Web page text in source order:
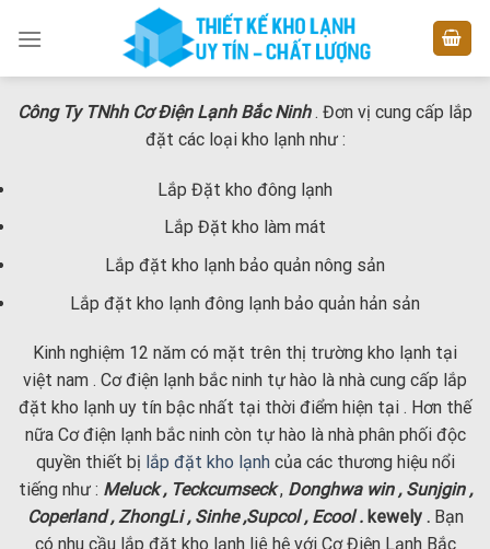
Công Ty TNhh Cơ Điện Lạnh Bắc Ninh. Đơn vị cung cấp lắp
đặt các loại kho lạnh như :
Lắp Đặt kho đông lạnh
Lắp Đặt kho làm mát
Lắp đặt kho lạnh bảo quản nông sản
Lắp đặt kho lạnh đông lạnh bảo quản hản sản
Kinh nghiệm 12 năm có mặt trên thị trường kho lạnh tại
việt nam . Cơ điện lạnh bắc ninh tự hào là nhà cung cấp lắp
đặt kho lạnh uy tín bậc nhất tại thời điểm hiện tại . Hơn thế
nữa Cơ điện lạnh bắc ninh còn tự hào là nhà phân phối độc
quyền thiết bị lắp đặt kho lạnhcủa các thương hiệu nổi
tiếng như : Meluck , Teckcumseck, Donghwa win , Sunjgin ,
Coperland , ZhongLi , Sinhe ,Supcol , Ecool .kewely .Bạn
có nhu cầu lắp đặt kho lạnh liê hệ với Cơ Điện Lạnh Bắc